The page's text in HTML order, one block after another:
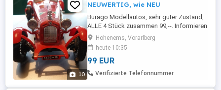
10
NEUWERTIG, wie NEU
Burago Modellautos, sehr guter Zustand,
ALLE 4 Stück zusammen 99,--. Informieren
Sie sich auf "Mehr von diesem Anbieter",
Danke..! (Es könnte was für Dich dabei
sein !) Habe KEIN Whatsapp...!
Hohenems, Vorarlberg
heute 10:35
99 EUR
Verifizierte Telefonnummer